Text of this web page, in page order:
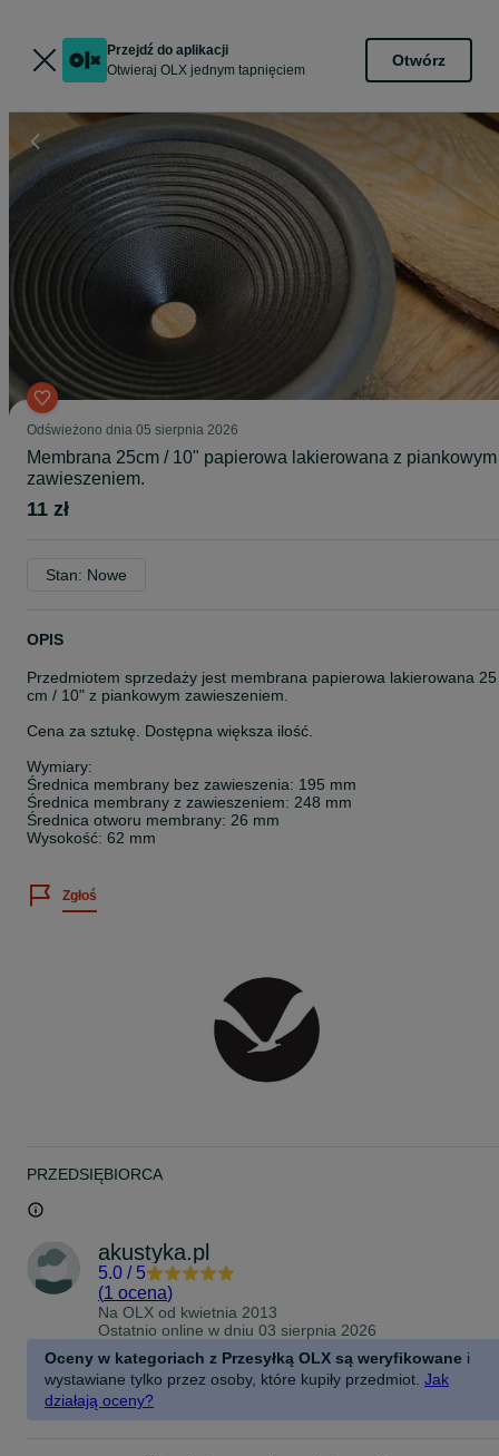
Przejdź do aplikacji
Otwieraj OLX jednym tapnięciem
Otwórz
Odświeżono dnia 05 sierpnia 2026
Membrana 25cm / 10" papierowa lakierowana z piankowym
zawieszeniem.
11 zł
Stan: Nowe
OPIS
Przedmiotem sprzedaży jest membrana papierowa lakierowana 25
cm / 10" z piankowym zawieszeniem.
Cena za sztukę. Dostępna większa ilość.
Wymiary:
Średnica membrany bez zawieszenia: 195 mm
Średnica membrany z zawieszeniem: 248 mm
Średnica otworu membrany: 26 mm
Wysokość: 62 mm
Zgłoś
PRZEDSIĘBIORCA
akustyka.pl
5.0 / 5
(1 ocena)
Na OLX od kwietnia 2013
Ostatnio online w dniu 03 sierpnia 2026
Oceny w kategoriach z Przesyłką OLX są weryfikowane i
wystawiane tylko przez osoby, które kupiły przedmiot. Jak
działają oceny?